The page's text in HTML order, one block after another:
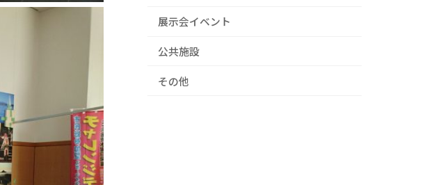
展示会イベント
公共施設
その他